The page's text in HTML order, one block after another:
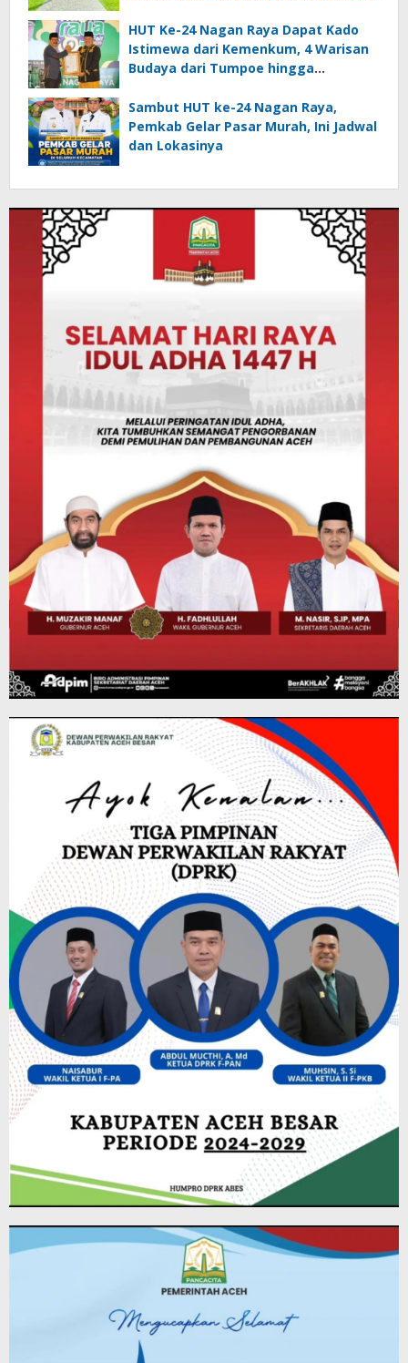
HUT Ke-24 Nagan Raya Dapat Kado
Istimewa dari Kemenkum, 4 Warisan
Budaya dari Tumpoe hingga
Sambut HUT ke-24 Nagan Raya,
Pemkab Gelar Pasar Murah, Ini Jadwal
dan Lokasinya